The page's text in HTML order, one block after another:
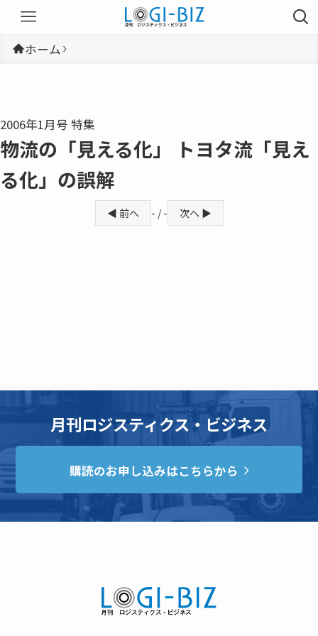
ホーム
2006年1月号 特集
物流の「見える化」 トヨタ流「見え
る化」の誤解
◀ 前へ - / - 次へ ▶
月刊ロジスティクス・ビジネス
購読のお申し込みはこちらから